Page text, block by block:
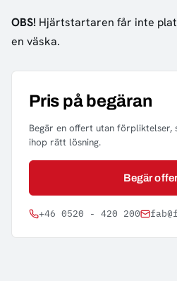
OBS! Hjärtstartaren får inte
en väska.
Pris på begäran
Begär en offert utan förpliktelser,
ihop rätt lösning.
Begär
+46 0520 - 420 200